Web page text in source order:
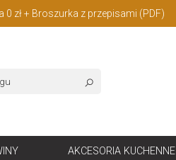
0 zł + Broszurka z przepisami (PDF)
AKCESORIA KUCHENNE